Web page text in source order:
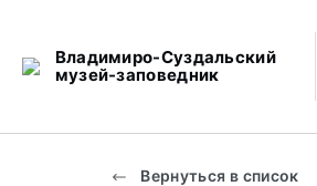
Владимиро-Суздальский
музей-заповедник
Вернуться в список